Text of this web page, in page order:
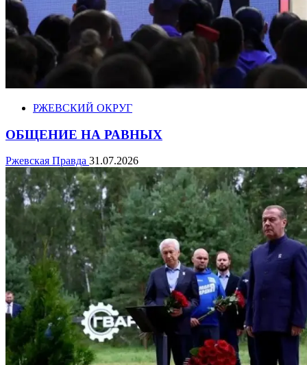
РЖЕВСКИЙ ОКРУГ
ОБЩЕНИЕ НА РАВНЫХ
Ржевская Правда 31.07.2026